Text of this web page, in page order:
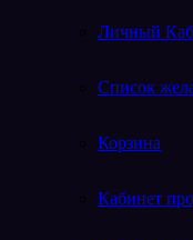
Личный
Список
Корзина
Кабинет